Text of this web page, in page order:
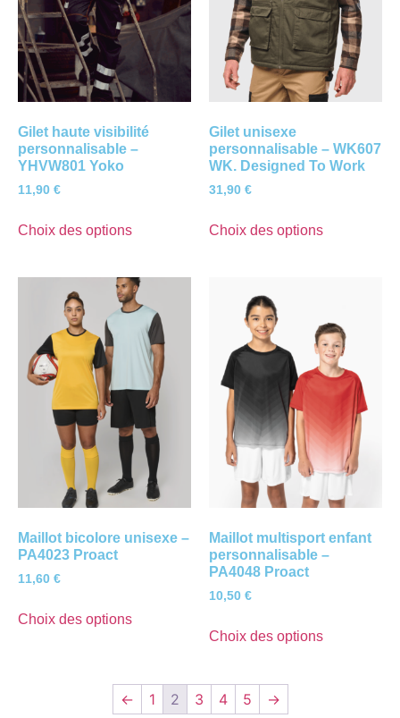
Gilet haute visibilité
personnalisable –
YHVW801 Yoko
11,90 €
Choix des options
Gilet unisexe
personnalisable – WK607
WK. Designed To Work
31,90 €
Choix des options
Maillot bicolore unisexe –
PA4023 Proact
11,60 €
Choix des options
Maillot multisport enfant
personnalisable –
PA4048 Proact
10,50 €
Choix des options
← 1 2 3 4 5 →